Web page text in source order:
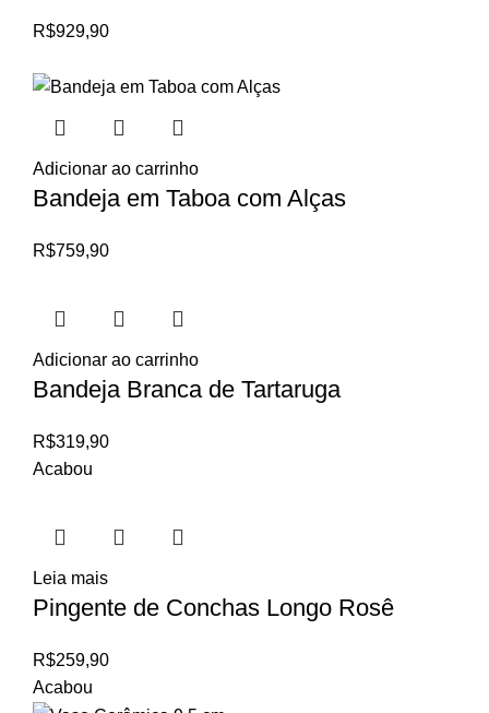
R$929,90
Adicionar ao carrinho
Bandeja em Taboa com Alças
R$759,90
Adicionar ao carrinho
Bandeja Branca de Tartaruga
R$319,90
Acabou
Leia mais
Pingente de Conchas Longo Rosê
R$259,90
Acabou